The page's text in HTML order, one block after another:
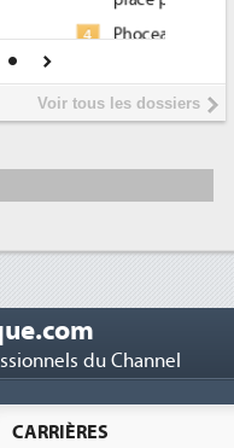
cordes pour la
Coquio,
Realty...
Voir tous les dossiers
du Channel
CARRIÈRES